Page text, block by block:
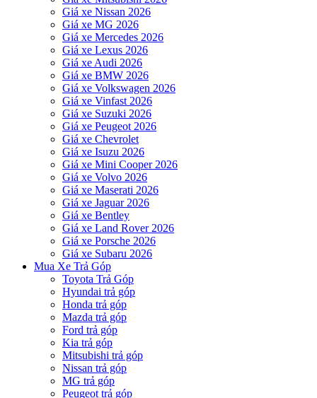
Giá xe Nissan 2026
Giá xe MG 2026
Giá xe Mercedes 2026
Giá xe Lexus 2026
Giá xe Audi 2026
Giá xe BMW 2026
Giá xe Volkswagen 2026
Giá xe Vinfast 2026
Giá xe Suzuki 2026
Giá xe Peugeot 2026
Giá xe Chevrolet
Giá xe Isuzu 2026
Giá xe Mini Cooper 2026
Giá xe Volvo 2026
Giá xe Maserati 2026
Giá xe Jaguar 2026
Giá xe Bentley
Giá xe Land Rover 2026
Giá xe Porsche 2026
Giá xe Subaru 2026
Mua Xe Trả Góp
Toyota Trả Góp
Hyundai trả góp
Honda trả góp
Mazda trả góp
Ford trả góp
Kia trả góp
Mitsubishi trả góp
Nissan trả góp
MG trả góp
Peugeot trả góp